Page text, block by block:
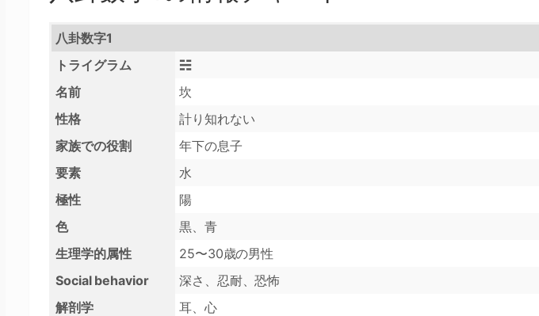
八卦数字1
トライグラム
☵
名前
坎
性格
計り知れない
家族での役割
年下の息子
要素
水
極性
陽
色
黒、青
生理学的属性
25〜30歳の男性
Social behavior
深さ、忍耐、恐怖
解剖学
耳、心